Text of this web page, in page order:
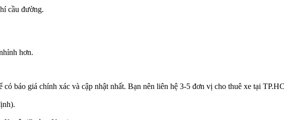
cầu đường.
hơn.
có báo giá chính xác và cập nhật nhất. Bạn nên liên hệ 3-5 đơn vị cho thuê xe tại